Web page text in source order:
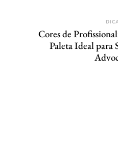
Cores de
Paleta Ideal para